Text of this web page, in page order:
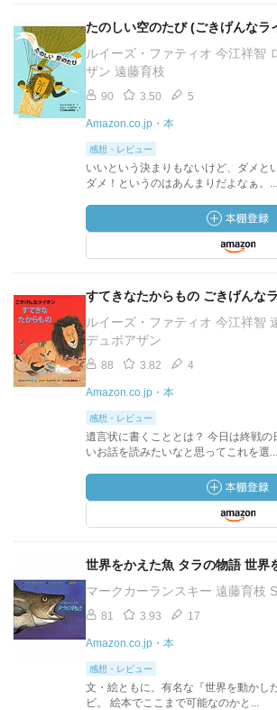
たのしい空のたび (ごきげんなラ
ルイーズ・ファティオ 今江祥智
ザン 遠藤育枝
90 3.50 5
Amazon.co.jp・本
感想・レビュー
いいという決まりもないけど、ダメと
ダメ！というのはあんまりだよなぁ。...
すてきなたからもの ごきげんな
ルイーズ・ファティオ 今江祥智
デュボアザン
88 3.82 4
Amazon.co.jp・本
感想・レビュー
遺言状に書くこととは？ 今日は終戦の
いお話を読みたいなと思ってこれを選...
世界をかえた魚 タラの物語 世界
マークカーランスキー 遠藤育枝
81 3.93 17
Amazon.co.jp・本
感想・レビュー
文・絵ともに、有名な『世界を動かし
ビ。 絵本でここまで可能なのかと...